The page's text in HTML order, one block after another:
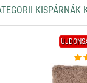
KISPÁRNÁK